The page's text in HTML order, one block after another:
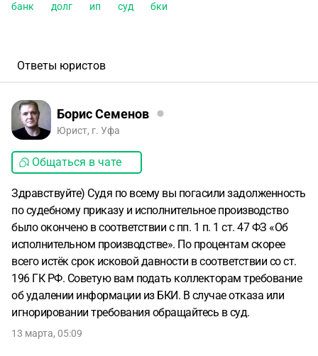
2021г.т.е.БКИ сама этот долг убрать не может.И они его
законно?Как убрать запись из БКИ?Спасибо.
банк долг ип суд бки
Ответы юристов
Борис Семенов
Юрист, г. Уфа
Общаться в чате
Здравствуйте) Судя по всему вы погасили задолженность
по судебному приказу и исполнительное производство
было окончено в соответствии с пп. 1 п. 1 ст. 47 ФЗ «Об
исполнительном производстве». По процентам скорее
всего истёк срок исковой давности в соответствии со ст.
196 ГК РФ. Советую вам подать коллекторам требование
об удалении информации из БКИ. В случае отказа или
игнорировании требования обращайтесь в суд.
13 марта, 05:09